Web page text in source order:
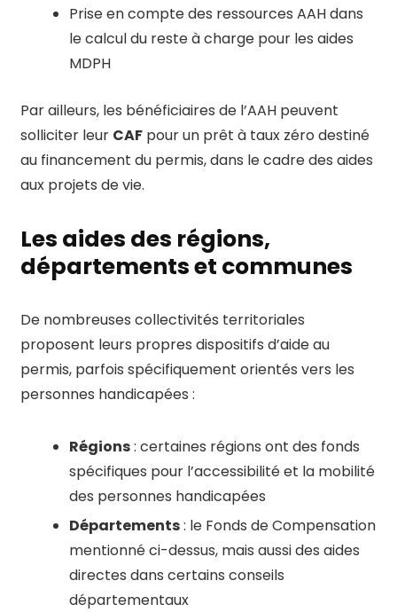
Prise en compte des ressources AAH dans
le calcul du reste à charge pour les aides
MDPH
Par ailleurs, les bénéficiaires de l’AAH peuvent
solliciter leur CAF pour un prêt à taux zéro destiné
au financement du permis, dans le cadre des aides
aux projets de vie.
Les aides des régions,
départements et communes
De nombreuses collectivités territoriales
proposent leurs propres dispositifs d’aide au
permis, parfois spécifiquement orientés vers les
personnes handicapées :
Régions: certaines régions ont des fonds
spécifiques pour l’accessibilité et la mobilité
des personnes handicapées
Départements: le Fonds de Compensation
mentionné ci-dessus, mais aussi des aides
directes dans certains conseils
départementaux